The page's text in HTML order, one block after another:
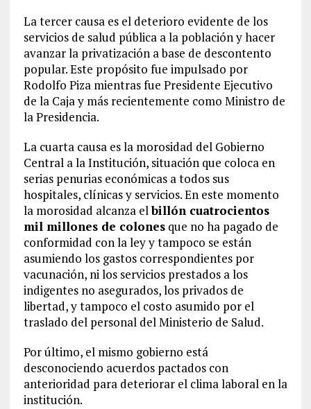
La tercer causa es el deterioro evidente de los
servicios de salud pública a la población y hacer
avanzar la privatización a base de descontento
popular. Este propósito fue impulsado por
Rodolfo Piza mientras fue Presidente Ejecutivo
de la Caja y más recientemente como Ministro de
la Presidencia.
La cuarta causa es la morosidad del Gobierno
Central a la Institución, situación que coloca en
serias penurias económicas a todos sus
hospitales, clínicas y servicios. En este momento
la morosidad alcanza elbillón cuatrocientos
mil millones de colonesque no ha pagado de
conformidad con la ley y tampoco se están
asumiendo los gastos correspondientes por
vacunación, ni los servicios prestados a los
indigentes no asegurados, los privados de
libertad, y tampoco el costo asumido por el
traslado del personal del Ministerio de Salud.
Por último, el mismo gobierno está
desconociendo acuerdos pactados con
anterioridad para deteriorar el clima laboral en la
institución.